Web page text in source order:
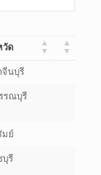
วัด
จีนบุรี
รณบุรี
มย์
บุรี